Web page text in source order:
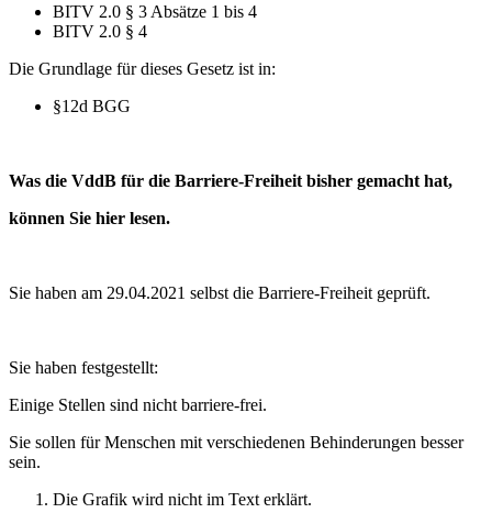
BITV 2.0 § 3 Absätze 1 bis 4
BITV 2.0 § 4
Die Grundlage für dieses Gesetz ist in:
§12d BGG
Was die VddB für die Barriere-Freiheit bisher gemacht hat,
können Sie hier lesen.
Sie haben am 29.04.2021 selbst die Barriere-Freiheit geprüft.
Sie haben festgestellt:
Einige Stellen sind nicht barriere-frei.
Sie sollen für Menschen mit verschiedenen Behinderungen besser
sein.
Die Grafik wird nicht im Text erklärt.